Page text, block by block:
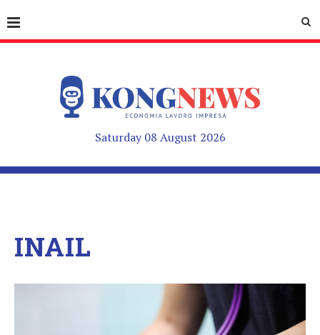
Saturday 08 August 2026
INAIL